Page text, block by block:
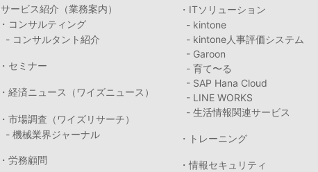
サービス紹介（業務案内）
・コンサルティング
- コンサルタント紹介
・セミナー
・経済ニュース（ワイズニュース）
・市場調査（ワイズリサーチ）
- 機械業界ジャーナル
・労務顧問
・ITソリューション
- kintone
- kintone人事評価システム
- Garoon
- 育て〜る
- SAP Hana Cloud
- LINE WORKS
- 生活情報関連サービス
・トレーニング
・情報セキュリティ